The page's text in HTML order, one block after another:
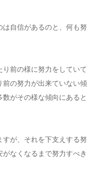
は自信があるのと、何も努
前の様に努力をしていて
の努力が出来ていない傾
がその様な傾向にあると
が、それを下支えする努
なくなるまで努力すべき